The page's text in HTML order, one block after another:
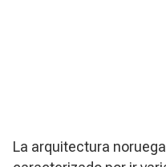
La arquitectura